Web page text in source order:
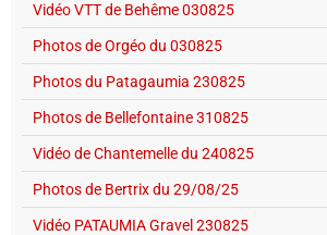
Vidéo VTT de Behême 030825
Photos de Orgéo du 030825
Photos du Patagaumia 230825
Photos de Bellefontaine 310825
Vidéo de Chantemelle du 240825
Photos de Bertrix du 29/08/25
Vidéo PATAUMIA Gravel 230825